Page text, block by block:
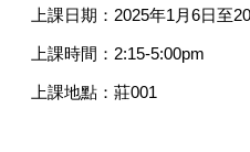
上課日期： 2025年1 月 6日至
上課時間： 2:15-5:00pm
上課地點：莊001